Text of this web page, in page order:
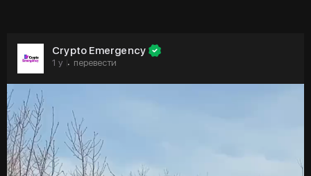
Crypto Emergency
1 y · перевести